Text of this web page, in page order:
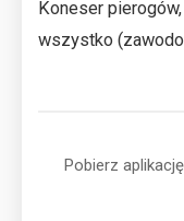
Koneser
wszystko
Pobierz